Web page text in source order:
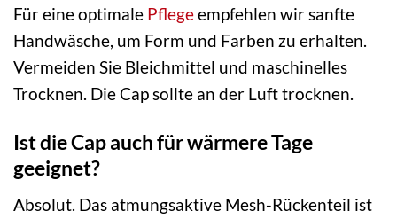
Für eine optimale Pflegeempfehlen wir sanfte
Handwäsche, um Form und Farben zu erhalten.
Vermeiden Sie Bleichmittel und maschinelles
Trocknen. Die Cap sollte an der Luft trocknen.
Ist die Cap auch für wärmere Tage
geeignet?
Absolut. Das atmungsaktive Mesh-Rückenteil ist